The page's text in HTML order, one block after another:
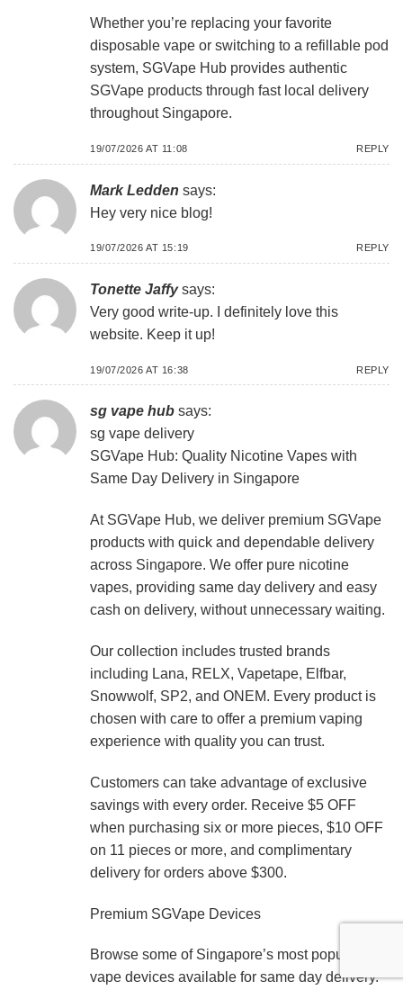
Whether you’re replacing your favorite
disposable vape or switching to a refillable pod
system, SGVape Hub provides authentic
SGVape products through fast local delivery
throughout Singapore.
19/07/2026 AT 11:08 REPLY
Mark Ledden says:
Hey very nice blog!
19/07/2026 AT 15:19 REPLY
Tonette Jaffy says:
Very good write-up. I definitely love this
website. Keep it up!
19/07/2026 AT 16:38 REPLY
sg vape hub says:
sg vape delivery
SGVape Hub: Quality Nicotine Vapes with
Same Day Delivery in Singapore
At SGVape Hub, we deliver premium SGVape
products with quick and dependable delivery
across Singapore. We offer pure nicotine
vapes, providing same day delivery and easy
cash on delivery, without unnecessary waiting.
Our collection includes trusted brands
including Lana, RELX, Vapetape, Elfbar,
Snowwolf, SP2, and ONEM. Every product is
chosen with care to offer a premium vaping
experience with quality you can trust.
Customers can take advantage of exclusive
savings with every order. Receive $5 OFF
when purchasing six or more pieces, $10 OFF
on 11 pieces or more, and complimentary
delivery for orders above $300.
Premium SGVape Devices
Browse some of Singapore’s most popular
vape devices available for same day delivery.